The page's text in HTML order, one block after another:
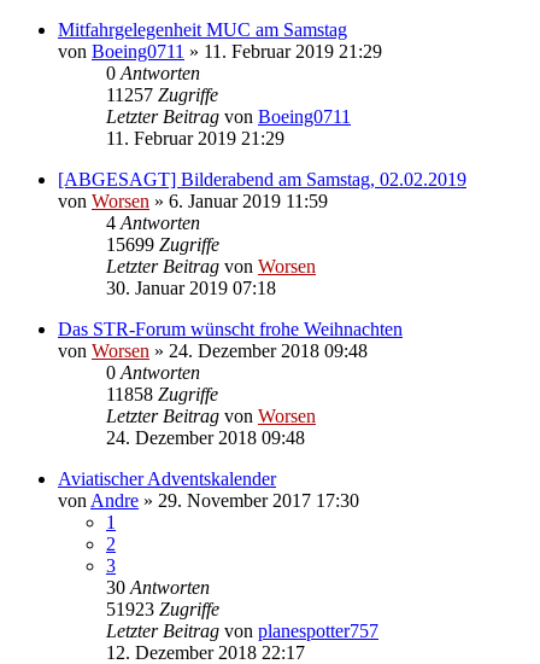
Mitfahrgelegenheit MUC am Samstag
von Boeing0711 » 11. Februar 2019 21:29
0 Antworten
11257 Zugriffe
Letzter Beitrag von Boeing0711
11. Februar 2019 21:29
[ABGESAGT] Bilderabend am Samstag, 02.02.2019
von Worsen » 6. Januar 2019 11:59
4 Antworten
15699 Zugriffe
Letzter Beitrag von Worsen
30. Januar 2019 07:18
Das STR-Forum wünscht frohe Weihnachten
von Worsen » 24. Dezember 2018 09:48
0 Antworten
11858 Zugriffe
Letzter Beitrag von Worsen
24. Dezember 2018 09:48
Aviatischer Adventskalender
von Andre » 29. November 2017 17:30
1
2
3
30 Antworten
51923 Zugriffe
Letzter Beitrag von planespotter757
12. Dezember 2018 22:17